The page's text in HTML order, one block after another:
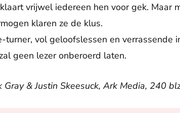
vrijwel iedereen hen voor gek. Maar
klaren ze de klus.
turner, vol geloofslessen en verrassende
geen lezer onberoerd laten.
Gray & Justin Skeesuck, Ark Media, 240